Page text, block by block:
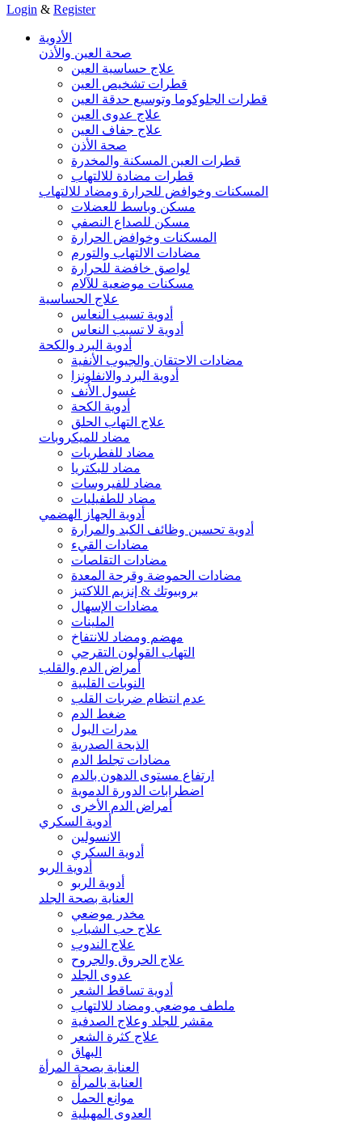
Login & Register
الأدوية
صحة العين والأذن
علاج حساسية العين
قطرات تشخيص العين
قطرات الجلوكوما وتوسيع حدقة العين
علاج عدوى العين
علاج جفاف العين
صحة الأذن
قطرات العين المسكنة والمخدرة
قطرات مضادة للالتهاب
المسكنات وخوافض للحرارة ومضاد للالتهاب
مسكن وباسط للعضلات
مسكن للصداع النصفي
المسكنات وخوافض الحرارة
مضادات الالتهاب والتورم
لواصق خافضة للحرارة
مسكنات موضعية للآلام
علاج الحساسية
أدوية تسبب النعاس
أدوية لا تسبب النعاس
أدوية البرد والكحة
مضادات الاحتقان والجيوب الأنفية
أدوية البرد والانفلونزا
غسول الأنف
أدوية الكحة
علاج التهاب الحلق
مضاد للميكروبات
مضاد للفطريات
مضاد للبكتريا
مضاد للفيروسات
مضاد للطفيليات
أدوية الجهاز الهضمي
أدوية تحسين وظائف الكبد والمرارة
مضادات القيء
مضادات التقلصات
مضادات الحموضة وقرحة المعدة
بروبيوتك & إنزيم اللاكتيز
مضادات الإسهال
الملينات
مهضم ومضاد للانتفاخ
التهاب القولون التقرحي
أمراض الدم والقلب
النوبات القلبية
عدم انتظام ضربات القلب
ضغط الدم
مدرات البول
الذبحة الصدرية
مضادات تجلط الدم
ارتفاع مستوى الدهون بالدم
اضطرابات الدورة الدموية
أمراض الدم الأخرى
أدوية السكري
الانسولين
أدوية السكري
أدوية الربو
أدوية الربو
العناية بصحة الجلد
مخدر موضعي
علاج حب الشباب
علاج الندوب
علاج الحروق والجروح
عدوى الجلد
أدوية تساقط الشعر
ملطف موضعي ومضاد للالتهاب
مقشر للجلد وعلاج الصدفية
علاج كثرة الشعر
البهاق
العناية بصحة المرأة
العناية بالمرأة
موانع الحمل
العدوى المهبلية